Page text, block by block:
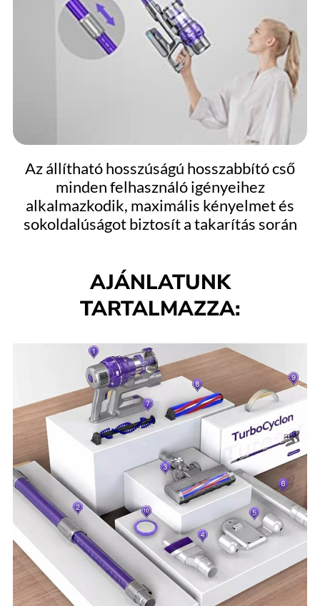
Az állítható hosszúságú hosszabbító cső
minden felhasználó igényeihez
alkalmazkodik, maximális kényelmet és
sokoldalúságot biztosít a takarítás során
AJÁNLATUNK
TARTALMAZZA: